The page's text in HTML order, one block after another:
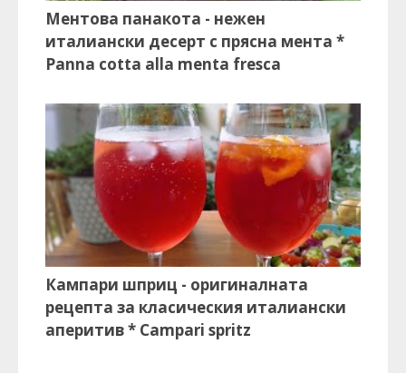
Ментова панакота - нежен
италиански десерт с прясна мента *
Panna cotta alla menta fresca
Кампари шприц - оригиналната
рецепта за класическия италиански
аперитив * Campari spritz